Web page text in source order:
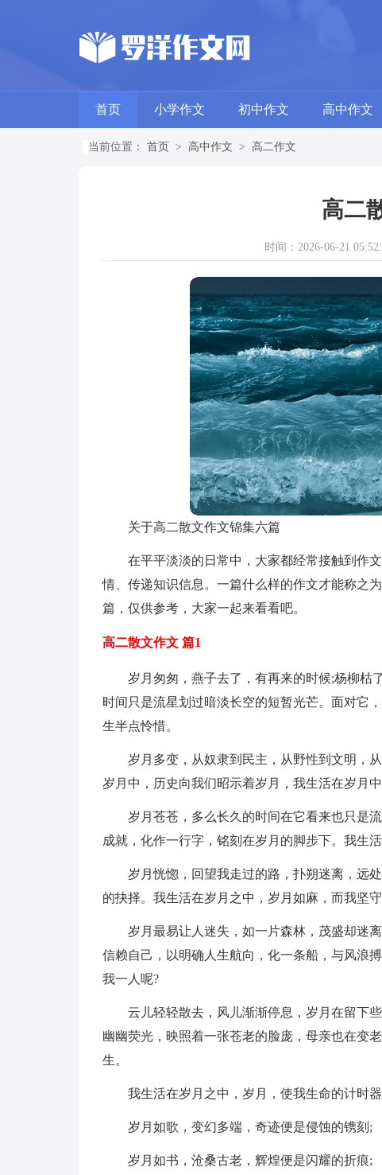
首页 小学作文 初中作文 高中作文
当前位置： 首页 > 高中作文 > 高二作文
高二
时间：2026-06-21
关于高二散文作文锦集六篇
在平平淡淡的日常中，大家都经常接触到作
情、传递知识信息。一篇什么样的作文才能称之
篇，仅供参考，大家一起来看看吧。
高二散文作文 篇1
岁月匆匆，燕子去了，有再来的时候;杨柳枯
时间只是流星划过暗淡长空的短暂光芒。面对它
生半点怜惜。
岁月多变，从奴隶到民主，从野性到文明，
岁月中，历史向我们昭示着岁月，我生活在岁月
岁月苍苍，多么长久的时间在它看来也只是
成就，化作一行字，铭刻在岁月的脚步下。我生
岁月恍惚，回望我走过的路，扑朔迷离，远
的抉择。我生活在岁月之中，岁月如麻，而我坚守
岁月最易让人迷失，如一片森林，茂盛却迷
信赖自己，以明确人生航向，化一条船，与风浪
我一人呢?
云儿轻轻散去，风儿渐渐停息，岁月在留下
幽幽荧光，映照着一张苍老的脸庞，母亲也在变
生。
我生活在岁月之中，岁月，使我生命的计时
岁月如歌，变幻多端，奇迹便是侵蚀的镌刻;
岁月如书，沧桑古老，辉煌便是闪耀的折痕;